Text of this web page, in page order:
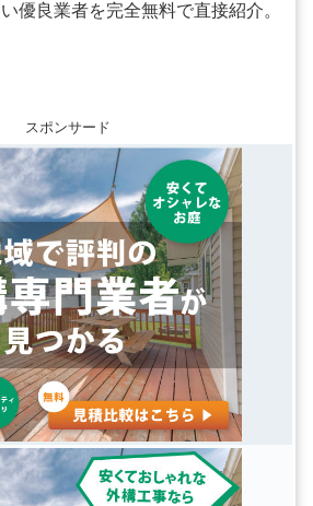
優良業者を完全無料で直接紹介。
スポンサード